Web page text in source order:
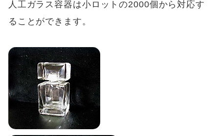
人工ガラス容器は小ロットの2000個から対応す
ることができます。